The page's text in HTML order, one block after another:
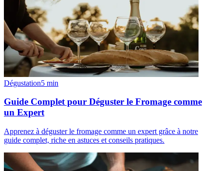
Dégustation5 min
Guide Complet pour Déguster le Fromage comme
un Expert
Apprenez à déguster le fromage comme un expert grâce à notre
guide complet, riche en astuces et conseils pratiques.